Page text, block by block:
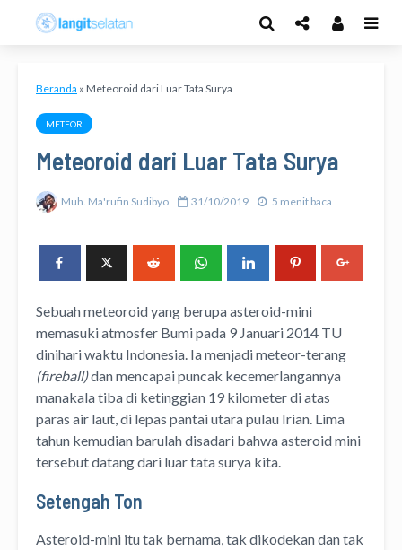
Beranda » Meteoroid dari Luar Tata Surya
METEOR
Meteoroid dari Luar Tata Surya
Muh. Ma'rufin Sudibyo 31/10/2019 5 menit baca
Sebuah meteoroid yang berupa asteroid-mini
memasuki atmosfer Bumi pada 9 Januari 2014 TU
dinihari waktu Indonesia. Ia menjadi meteor-terang
(fireball)dan mencapai puncak kecemerlangannya
manakala tiba di ketinggian 19 kilometer di atas
paras air laut, di lepas pantai utara pulau Irian. Lima
tahun kemudian barulah disadari bahwa asteroid mini
tersebut datang dari luar tata surya kita.
Setengah Ton
Asteroid-mini itu tak bernama, tak dikodekan dan tak